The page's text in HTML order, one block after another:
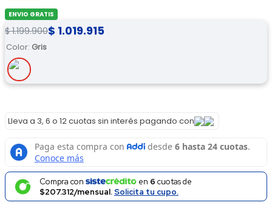
ENVIO GRATIS
$ 1.199.900$ 1.019.915
Color: Gris
Lleva a 3, 6 o 12 cuotas sin interés pagando con
Compra con en 6 cuotas de
$207.312/mensual.Solicita tu cupo.